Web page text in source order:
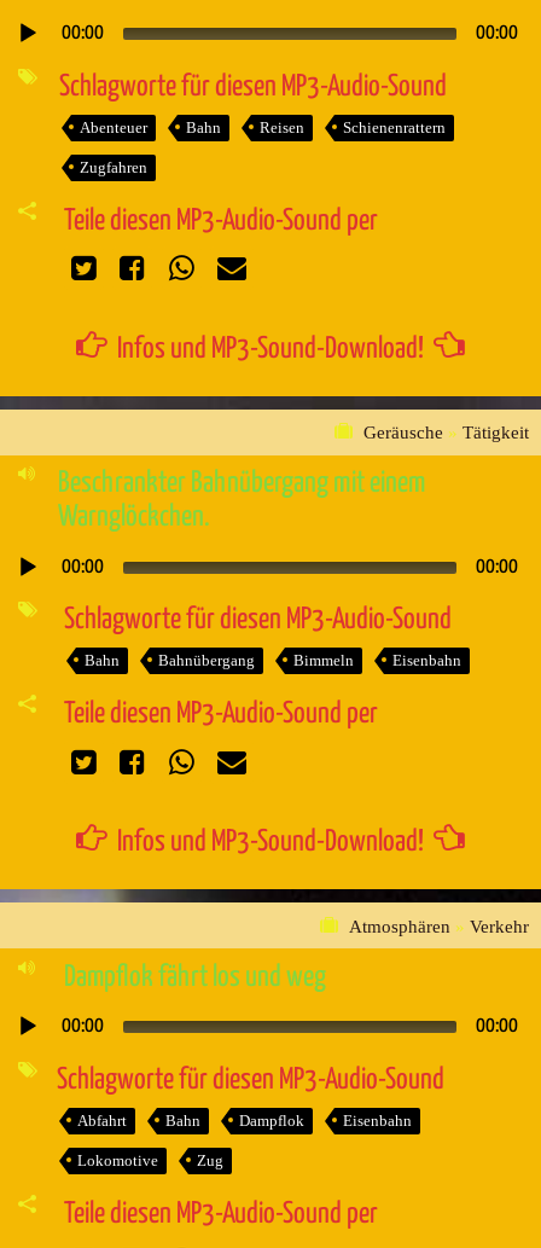
Audio-
00:00 00:00
Schlagworte für diesen MP3-Audio-Sound
Abenteuer Bahn Reisen Schienenrattern
Zugfahren
Teile diesen MP3-Audio-Sound per
Infos und MP3-Sound-Download!
Geräusche » Tätigkeit
Beschrankter Bahnübergang mit einem
Warnglöckchen.
Audio-
00:00 00:00
Schlagworte für diesen MP3-Audio-Sound
Bahn Bahnübergang Bimmeln Eisenbahn
Teile diesen MP3-Audio-Sound per
Infos und MP3-Sound-Download!
Atmosphären » Verkehr
Dampflok fährt los und weg
Audio-
00:00 00:00
Schlagworte für diesen MP3-Audio-Sound
Abfahrt Bahn Dampflok Eisenbahn
Lokomotive Zug
Teile diesen MP3-Audio-Sound per